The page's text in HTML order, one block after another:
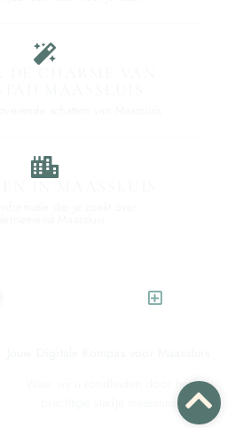
Waar wij u rondleiden door het